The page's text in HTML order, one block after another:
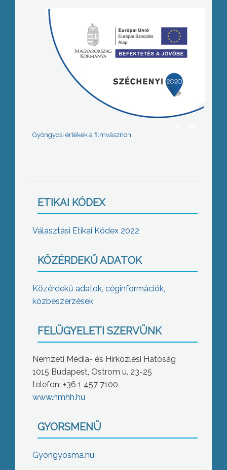
Gyöngyösi értékek a filmvásznon
ETIKAI KÓDEX
Választási Etikai Kódex 2022
KÖZÉRDEKŰ ADATOK
Közérdekű adatok, céginformációk,
közbeszerzések
FELÜGYELETI SZERVÜNK
Nemzeti Média- és Hírközlési Hatóság
1015 Budapest, Ostrom u. 23-25
telefon: +36 1 457 7100
www.nmhh.hu
GYORSMENÜ
Gyöngyösma.hu